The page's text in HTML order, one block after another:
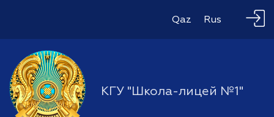
Qaz Rus
КГУ "Школа-лицей №1"